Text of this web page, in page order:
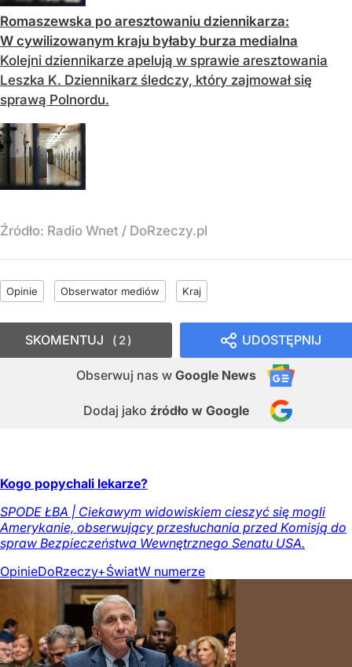
Romaszewska po aresztowaniu dziennikarza:
W cywilizowanym kraju byłaby burza medialna
Kolejni dziennikarze apelują w sprawie aresztowania
Leszka K. Dziennikarz śledczy, który zajmował się
sprawą Polnordu.
Źródło: Radio Wnet / DoRzeczy.pl
Opinie Obserwator mediów Kraj
UDOSTĘPNIJ
Obserwuj nas w Google News
Dodaj jako źródło w Google
SKOMENTUJ 2
Kogo popychali lekarze?
SPODE ŁBA | Ciekawym widowiskiem cieszyć się mogli
Amerykanie, obserwujący przesłuchania przed Komisją do
spraw Bezpieczeństwa Wewnętrznego Senatu USA.
OpinieDoRzeczy+ŚwiatW numerze